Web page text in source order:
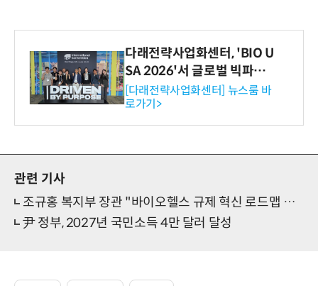
다래전략사업화센터, 'BIO U
SA 2026'서 글로벌 빅파마
와의 비즈니스 미팅 지원…K
-바이오 해외 진출 교두보 확
보
[다래전략사업화센터] 뉴스룸 바
로가기>
관련 기사
조규홍 복지부 장관 "바이오헬스 규제 혁신 로드맵 마련"
尹 정부, 2027년 국민소득 4만 달러 달성